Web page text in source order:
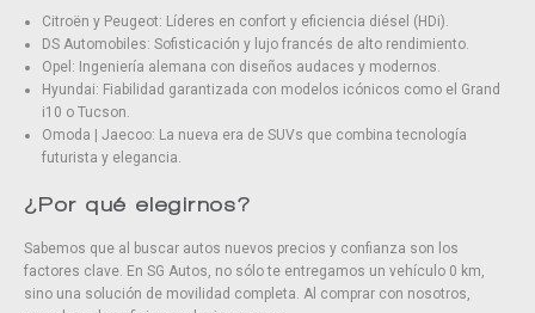
Citroën y Peugeot: Líderes en confort y eficiencia diésel (HDi).
DS Automobiles: Sofisticación y lujo francés de alto rendimiento.
Opel: Ingeniería alemana con diseños audaces y modernos.
Hyundai: Fiabilidad garantizada con modelos icónicos como el Grand
i10 o Tucson.
Omoda | Jaecoo: La nueva era de SUVs que combina tecnología
futurista y elegancia.
¿Por qué elegirnos?
Sabemos que al buscar autos nuevos precios y confianza son los
factores clave. En SG Autos, no sólo te entregamos un vehículo 0 km,
sino una solución de movilidad completa. Al comprar con nosotros,